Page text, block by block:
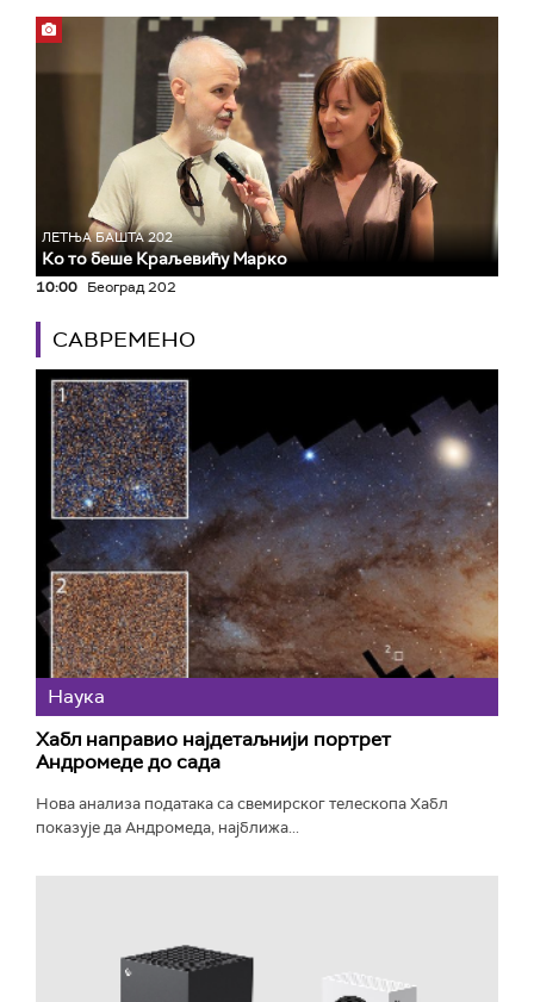
ЛЕТЊА БАШТА 202
Ко то беше Краљевићу Марко
10:00 Београд 202
САВРЕМЕНО
Наука
Хабл направио најдетаљнији портрет
Андромеде до сада
Нова анализа података са свемирског телескопа Хабл
показује да Андромеда, најближа...